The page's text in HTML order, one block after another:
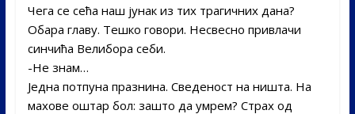
Чега се сећа наш јунак из тих трагичних дана?
Обара главу. Тешко говори. Несвесно привлачи
синчића Велибора себи.
-Не знам…
Једна потпуна празнина. Сведеност на ништа. На
махове оштар бол: зашто да умрем? Страх од